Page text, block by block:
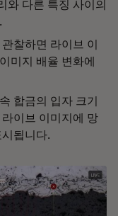
와 다른 특징 사이의
찰하면 라이브 이
미지 배율 변화에
합금의 입자 크기
이브 이미지에 망
됩니다.